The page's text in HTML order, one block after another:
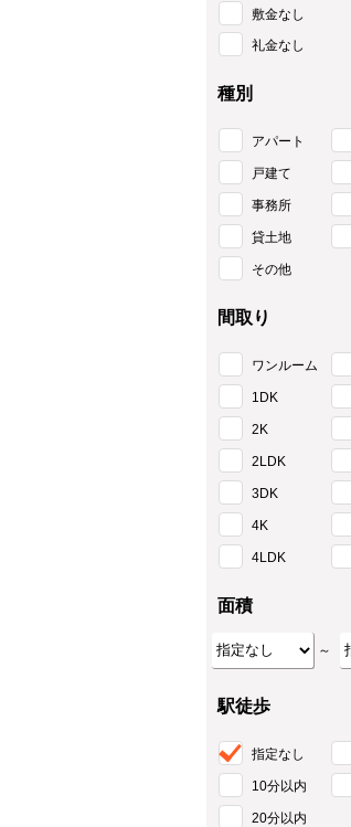
敷金なし
礼金なし
種別
アパート
戸建て
事務所
貸土地
その他
間取り
ワンルーム
1DK
2K
2LDK
3DK
4K
4LDK
面積
～
駅徒歩
指定なし
10分以内
20分以内